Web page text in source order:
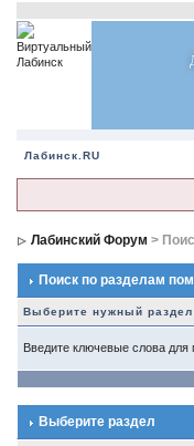
Лабинск.RU
Лабинский Форум >
Поиск по разделам
Выберите нужный раздел
Введите ключевые слова для
Выберите раздел